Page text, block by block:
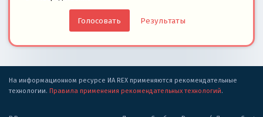
Результаты
На информационном ресурсе ИА REX применяются рекомендательные
технологии. Правила применения рекомендательных технологий.